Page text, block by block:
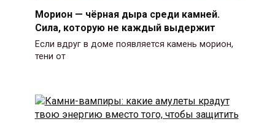
Морион — чёрная дыра среди камней.
Сила, которую не каждый выдержит
Если вдруг в доме появляется камень морион,
тени от